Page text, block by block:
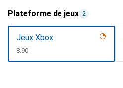
Plateforme de jeux 2
Jeux Xbox
CHF
8.90